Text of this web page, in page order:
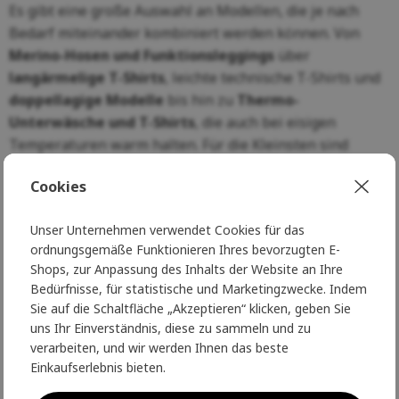
Es gibt eine große Auswahl an Modellen, die je nach
Bedarf miteinander kombiniert werden können. Von
Merino-Hosen und Funktionsleggings über
langärmelige T-Shirts, leichte technische T-Shirts und
doppellagige Modelle bis hin zu Thermo-
Unterwäsche und T-Shirts, die auch bei eisigen
Temperaturen warm halten. Für die Kleinsten sind
warm halten.
Es gibt auchJumpsuits aus Merino und Wolle für
Kinder, die den ganzen Körper warm halten, oder
superleichtes Merino-Shirtfür wärmere Tage. Für den
Winter gibt eswarme Merinokleidung, die auch bei
längeren Aufenthalten im Freien für maximalen Komfort
sorgt.
Jedes Teil ist so konzipiert, dass es Kindern
Cookies
Unser Unternehmen verwendet Cookies für das
ordnungsgemäße Funktionieren Ihres bevorzugten E-
Shops, zur Anpassung des Inhalts der Website an Ihre
Bedürfnisse, für statistische und Marketingzwecke. Indem
Sie auf die Schaltfläche „Akzeptieren“ klicken, geben Sie
uns Ihr Einverständnis, diese zu sammeln und zu
verarbeiten, und wir werden Ihnen das beste
Einkaufserlebnis bieten.